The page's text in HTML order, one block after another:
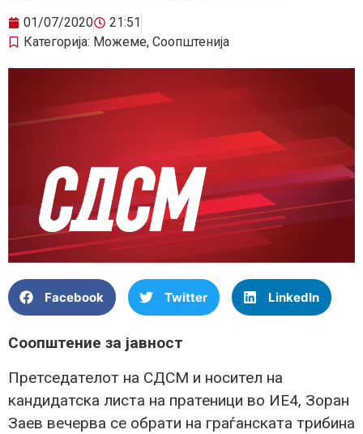
01/07/2020
21:51
Категорија: Можеме, Соопштенија
Facebook Twitter LinkedIn
Соопштение за јавност
Претседателот на СДСМ и носител на
кандидатска листа на пратеници во ИЕ4, Зоран
Заев вечерва се обрати на граѓанската трибина